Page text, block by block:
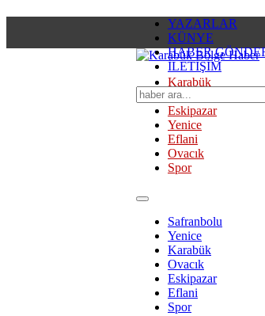
YAZARLAR
KÜNYE
HABER
İLETİŞİM
Karabük
Safranbolu
Eskipazar
Yenice
Eflani
Ovacık
Spor
Safranbolu
Yenice
Karabük
Ovacık
Eskipazar
Eflani
Spor